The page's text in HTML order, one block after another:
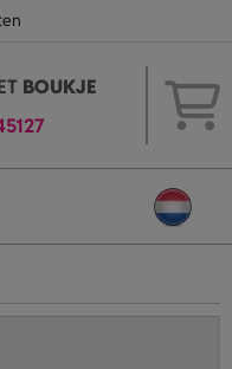
BOUKJE